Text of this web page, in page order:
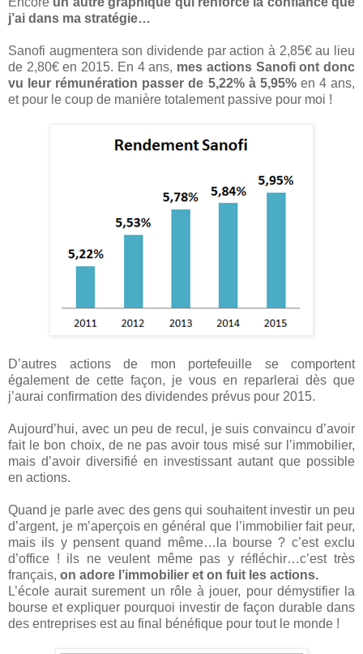
j’ai dans ma stratégie…
Sanofi augmentera son dividende par action à 2,85€ au lieu
de 2,80€ en 2015. En 4 ans, mes actions Sanofi ont donc
vu leur rémunération passer de 5,22% à 5,95% en 4 ans,
et pour le coup de manière totalement passive pour moi !
D’autres actions de mon portefeuille se comportent
également de cette façon, je vous en reparlerai dès que
j’aurai confirmation des dividendes prévus pour 2015.
Aujourd’hui, avec un peu de recul, je suis convaincu d’avoir
fait le bon choix, de ne pas avoir tous misé sur l’immobilier,
mais d’avoir diversifié en investissant autant que possible
en actions.
Quand je parle avec des gens qui souhaitent investir un peu
d’argent, je m’aperçois en général que l’immobilier fait peur,
mais ils y pensent quand même…la bourse ? c’est exclu
d’office ! ils ne veulent même pas y réfléchir…c’est très
français, on adore l’immobilier et on fuit les actions.
L’école aurait surement un rôle à jouer, pour démystifier la
bourse et expliquer pourquoi investir de façon durable dans
des entreprises est au final bénéfique pour tout le monde !